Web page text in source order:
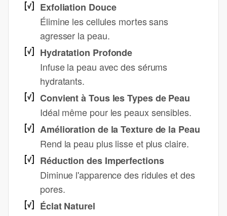
Exfoliation Douce
Élimine les cellules mortes sans
agresser la peau.
Hydratation Profonde
Infuse la peau avec des sérums
hydratants.
Convient à Tous les Types de Peau
Idéal même pour les peaux sensibles.
Amélioration de la Texture de la Peau
Rend la peau plus lisse et plus claire.
Réduction des Imperfections
Diminue l'apparence des ridules et des
pores.
Éclat Naturel